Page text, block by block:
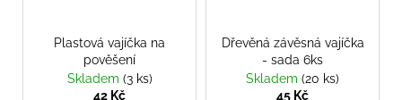
Plastová vajíčka na
pověšení
Skladem (3 ks)
42 Kč
Dřevěná závěsná vajíčka
- sada 6ks
Skladem (20 ks)
45 Kč